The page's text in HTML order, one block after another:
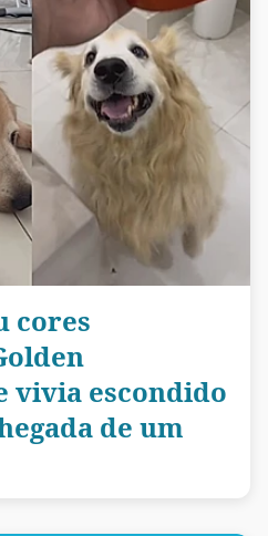
cores
vivia escondido
de um